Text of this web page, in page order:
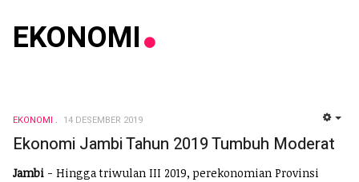
EKONOMI
EKONOMI 14 DESEMBER 2019
Ekonomi Jambi Tahun 2019 Tumbuh Moderat
Jambi - Hingga triwulan III 2019, perekonomian Provinsi